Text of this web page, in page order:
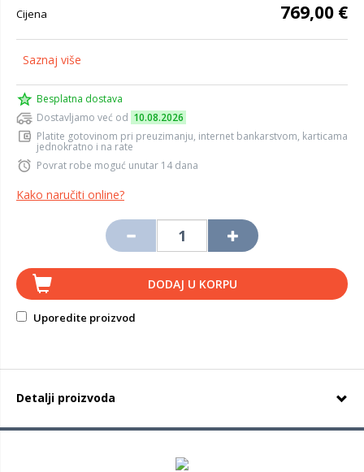
Cijena 769,00 €
Saznaj više
Besplatna dostava
Dostavljamo već od 10.08.2026
Platite gotovinom pri preuzimanju, internet bankarstvom, karticama
jednokratno i na rate
Povrat robe moguć unutar 14 dana
Kako naručiti online?
DODAJ U KORPU
Uporedite proizvod
Detalji proizvoda